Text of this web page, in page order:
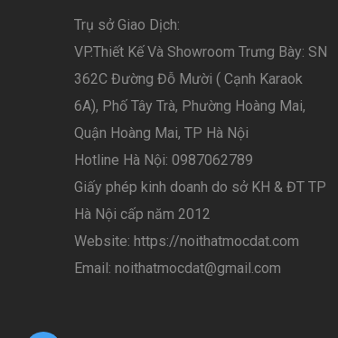
Trụ sở Giao Dịch:
VP.Thiết Kế Và Showroom Trưng Bày: SN
362C Đường Đỗ Mười ( Cạnh Karaok
6A), Phố Tây Trà, Phường Hoàng Mai,
Quận Hoàng Mai, TP Hà Nội
Hotline Hà Nội: 0987062789
Giấy phép kinh doanh do sở KH & ĐT TP
Hà Nội cấp năm 2012
Website: https://noithatmocdat.com
Email: noithatmocdat@gmail.com